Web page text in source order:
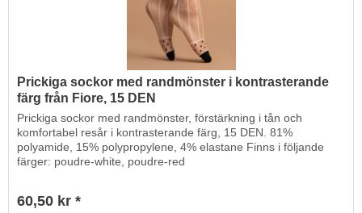
Prickiga sockor med randmönster i kontrasterande
färg från Fiore, 15 DEN
Prickiga sockor med randmönster, förstärkning i tån och
komfortabel resår i kontrasterande färg, 15 DEN. 81%
polyamide, 15% polypropylene, 4% elastane Finns i följande
färger: poudre-white, poudre-red
60,50 kr *